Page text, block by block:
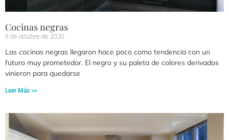
Cocinas negras
9 de octubre de 2020
Las cocinas negras llegaron hace poco como tendencia con un
futuro muy prometedor. El negro y su paleta de colores derivados
vinieron para quedarse
Leer Más >>